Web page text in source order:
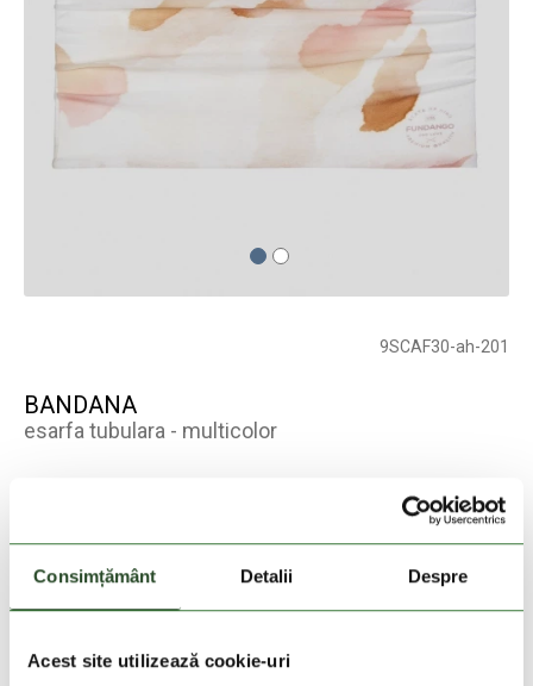
Consimțământ Detalii Despre
Acest site utilizează cookie-uri
9SCAF30-ah-201
BANDANA
esarfa tubulara - multicolor
Stoc epuizat